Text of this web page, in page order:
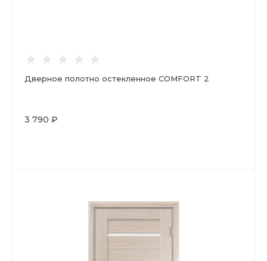
Дверное полотно остекленное COMFORT 2
3 790 ₽